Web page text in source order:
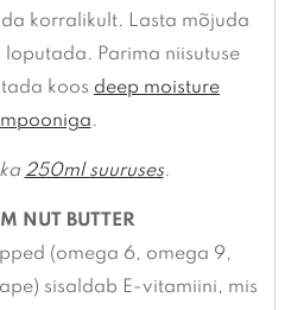
korralikult. Lasta mõjuda
loputada. Parima niisutuse
koos deep moisture
.
250ml suuruses.
NUT BUTTER
(omega 6, omega 9,
sisaldab E-vitamiini, mis